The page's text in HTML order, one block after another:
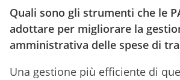
Quali sono gli strumenti che le
adottare per migliorare la
amministrativa delle spese di
Una gestione più efficiente di